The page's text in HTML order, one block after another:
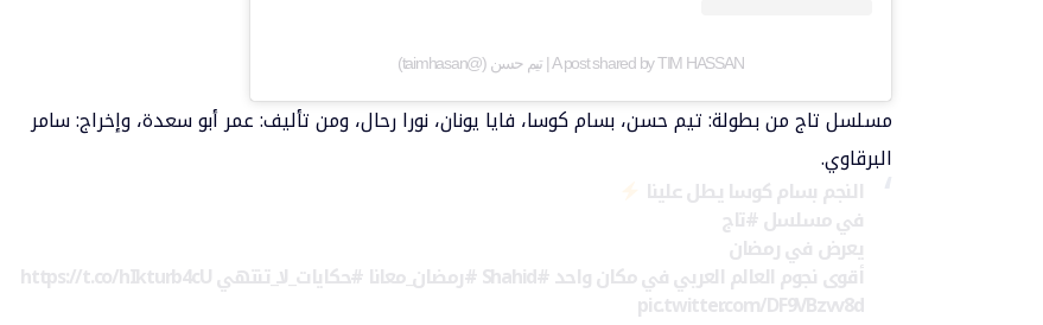
A post shared by TIM HASSAN | تيم حسن (@taimhasan)
مسلسل تاج من بطولة: تيم حسن، بسام كوسا، فايا يونان، نورا رحال، ومن تأليف: عمر أبو سعدة، وإخراج: سامر
البرقاوي.
النجم بسام كوسا يطل علينا
في مسلسل#تاج
يعرض في رمضان
أقوى نجوم العالم العربي في مكان واحد#Shahid #رمضان_معانا#حكايات_لا_تنتهيhttps://t.co/hIkturb4cU
pic.twitter.com/DF9VBzvv8d